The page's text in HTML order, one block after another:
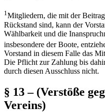
1Mitgliedern, die mit der
Rückstand sind, kann der
Wählbarkeit und die
insbesondere der Boote,
Vorstand in diesem Falle das
Die Pflicht zur Zahlung bis
durch diesen Ausschluss nicht.
§ 13 – (Verstöße
Vereins)